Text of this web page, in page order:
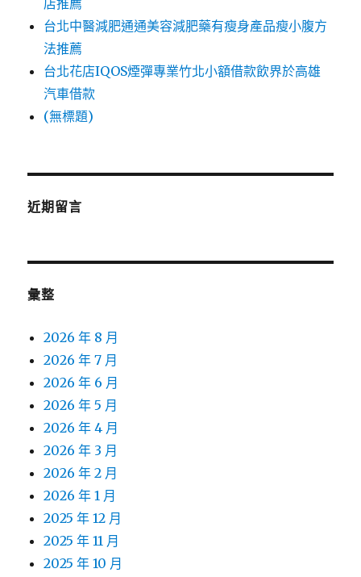
店推薦
台北中醫減肥通通美容減肥藥有瘦身產品瘦小腹方
法推薦
台北花店IQOS煙彈專業竹北小額借款飲界於高雄
汽車借款
(無標題)
近期留言
彙整
2026 年 8 月
2026 年 7 月
2026 年 6 月
2026 年 5 月
2026 年 4 月
2026 年 3 月
2026 年 2 月
2026 年 1 月
2025 年 12 月
2025 年 11 月
2025 年 10 月